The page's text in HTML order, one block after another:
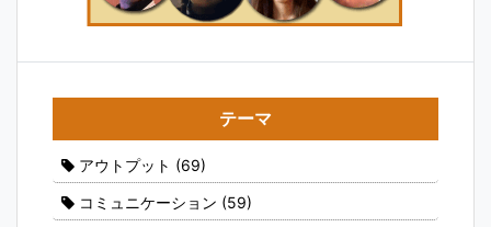
テーマ
アウトプット (69)
コミュニケーション (59)